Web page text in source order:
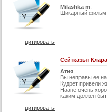
Milashka m,
Шикарный
цитировать
Сейтказыт Клара
Атия,
Вы неправы ее
Кудрет привели
Наане очень
каким должен
цитировать